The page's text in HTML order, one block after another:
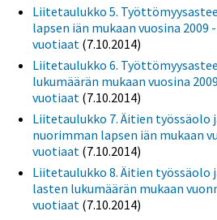
Liitetaulukko 5.
lapsen iän mukaan vuosina 2009
vuotiaat (7.10.2014)
Liitetaulukko 6.
lukumäärän mukaan vuosina
vuotiaat (7.10.2014)
Liitetaulukko 7. Äitien työssäolo
nuorimman lapsen iän mukaan
vuotiaat (7.10.2014)
Liitetaulukko 8. Äitien työssäolo
lasten lukumäärän mukaan
vuotiaat (7.10.2014)